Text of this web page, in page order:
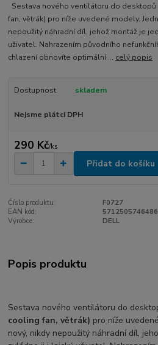
Sestava nového ventilátoru do
fan, větrák) pro níže uvedené modely.
nepoužitý náhradní díl, jehož montáž je
uživatel. Nahrazením původního
chlazení obnovíte optimální ... celý popis
Dostupnost skladem
Nejsme plátci DPH
290 Kč/ks
Přidat do košíku
Číslo produktu:
F0727
EAN kód:
5712505746486
Výrobce:
DELL
Popis produktu
Sestava nového ventilátoru do
cooling fan, větrák) pro níže
nový, nikdy nepoužitý náhradní díl,